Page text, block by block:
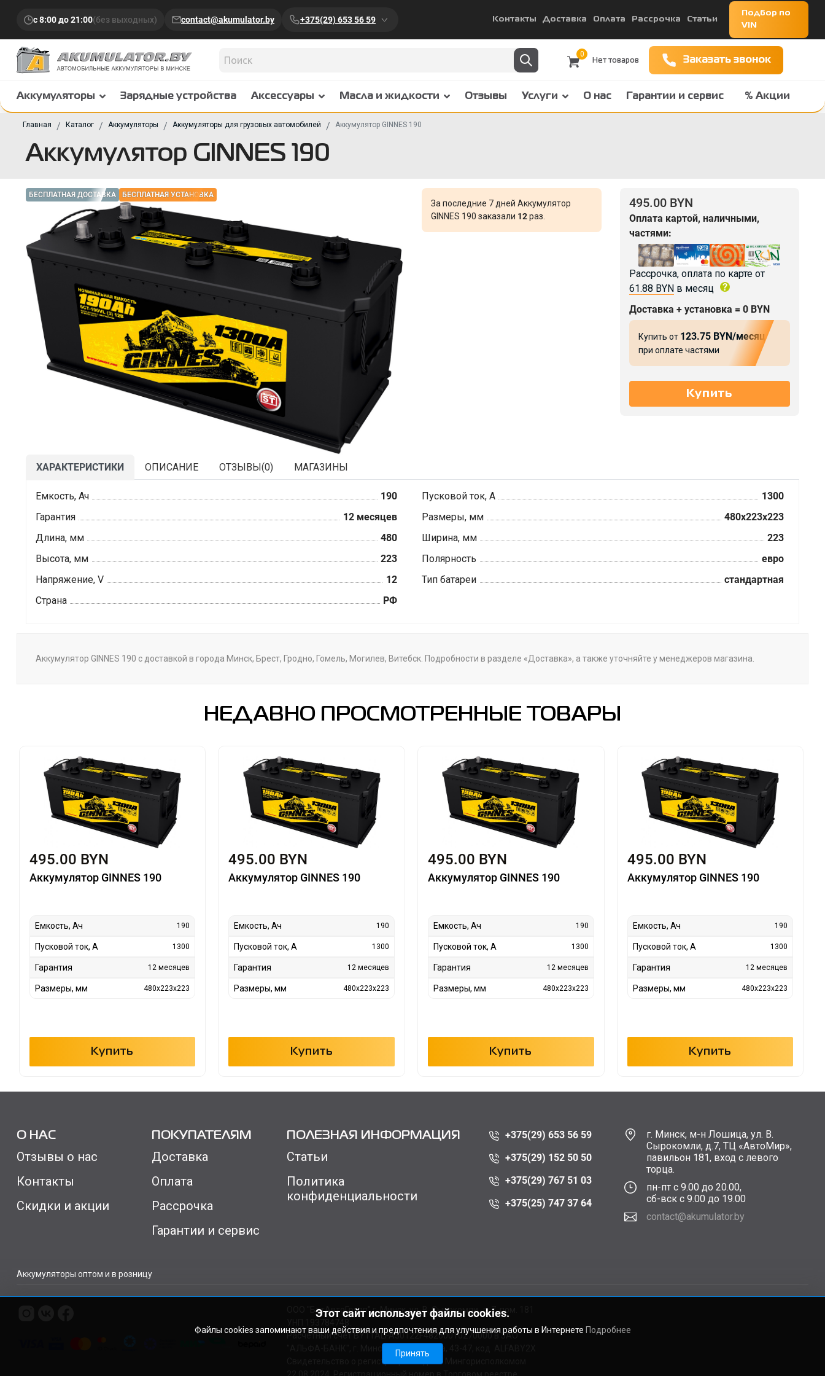
с 8:00 до 21:00(без выходных) contact@akumulator.by +375(29) 653 56 59 Контакты Доставка Оплата Рассрочка Статьи
Подбор по
VIN
0
Заказать звонок
Аккумуляторы Зарядные устройства Аксессуары Масла и жидкости Отзывы Услуги О нас Гарантии и сервис % Акции
Главная Каталог Аккумуляторы Аккумуляторы для грузовых автомобилей Аккумулятор GINNES 190
Аккумулятор GINNES 190
БЕСПЛАТНАЯ ДОСТАВКА БЕСПЛАТНАЯ УСТАНОВКА
За последние 7 дней Аккумулятор
GINNES 190 заказали 12раз.
495.00 BYN
Оплата картой, наличными,
частями:
Рассрочка, оплата по карте от
61.88 BYNв месяц
Доставка + установка = 0 BYN
Купить от 123.75 BYN/месяц
при оплате частями
ХАРАКТЕРИСТИКИ ОПИСАНИЕ ОТЗЫВЫ(0) МАГАЗИНЫ
Емкость, Ач 190 Пусковой ток, А
1300
Гарантия
12 месяцев Размеры, мм
480x223x223
Длина, мм
480 Ширина, мм
223
Высота, мм
223 Полярность
евро
Напряжение, V
12 Тип батареи
стандартная
Страна
РФ
Аккумулятор GINNES 190 с доставкой в города Минск, Брест, Гродно, Гомель, Могилев, Витебск. Подробности в разделе «Доставка», а также уточняйте у менеджеров магазина.
НЕДАВНО ПРОСМОТРЕННЫЕ ТОВАРЫ
495.00 BYN
Аккумулятор GINNES 190
Емкость, Ач 190
Пусковой ток, А 1300
Гарантия 12 месяцев
Размеры, мм 480x223x223
Купить
495.00 BYN
Аккумулятор GINNES 190
Емкость, Ач 190
Пусковой ток, А 1300
Гарантия 12 месяцев
Размеры, мм 480x223x223
Купить
495.00 BYN
Аккумулятор GINNES 190
Емкость, Ач 190
Пусковой ток, А 1300
Гарантия 12 месяцев
Размеры, мм 480x223x223
Купить
495.00 BYN
Аккумулятор GINNES 190
Емкость, Ач 190
Пусковой ток, А 1300
Гарантия 12 месяцев
Размеры, мм 480x223x223
Купить
О НАС
Отзывы о нас
Контакты
Скидки и акции
ПОКУПАТЕЛЯМ
Доставка
Оплата
Рассрочка
Гарантии и сервис
ПОЛЕЗНАЯ ИНФОРМАЦИЯ
Статьи
Политика
конфиденциальности
+375(29) 653 56 59
+375(29) 152 50 50
+375(29) 767 51 03
+375(25) 747 37 64
г. Минск, м-н Лошица, ул. В.
Сырокомли, д.7, ТЦ «АвтоМир»,
павильон 181, вход с левого
торца.
пн-пт с 9.00 до 20.00,
сб-вск с 9.00 до 19.00
contact@akumulator.by
Аккумуляторы оптом и в розницу
ООО "БатАвтоГрупп" г. Минск, ул. В. Сырокомли, д. 7, пом. 181
Расчетный счет BY11ALFA30122F48260010270000 в ЗАО
"АЛЬФА-БАНК", г. Минск, ул. Сурганова, 43-47, код ALFABY2X
Свидетельство о регистрации выдано Мингорисполкомом
Этот сайт использует файлы cookies.
Файлы cookies запоминают ваши действия и предпочтения для улучшения работы в Интернете Подробнее
Принять